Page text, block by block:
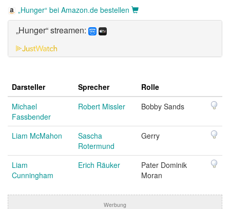
„Hunger“ bei Amazon.de bestellen
„Hunger“ streamen:
Darsteller Sprecher
Rolle
Michael
Fassbender
Robert Missler Bobby Sands
Liam McMahon
Sascha
Rotermund
Gerry
Liam
Cunningham
Erich Räuker
Pater Dominik
Moran
Werbung